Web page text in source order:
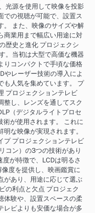
光源を使用して映像を投影
での視聴が可能で、設置ス
。 また、映像のサイズや解
商業用まで幅広い用途に対
歴史と進化 プロジェクシ
。当初は大型で高価な機器
りコンパクトで手頃な価格
やレーザー技術の導入によ
も人気を集めています。 プ
プロジェクションテレビ
整し、レンズを通してスク
（デジタルライトプロセ
術が使用されます。 これに
な映像が実現されます。
プ プロジェクションテレビ
コン）の3つの技術があり
が特徴で、LCDは明るさ
度を提供し、映画鑑賞に
があり、用途に応じて選ぶ
の利点と欠点 プロジェク
体験や、設置スペースの柔
レビよりも安価な場合が多